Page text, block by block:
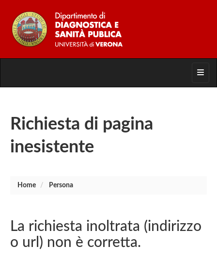
Richiesta di pagina
inesistente
Home Persona
La richiesta inoltrata (indirizzo
o url) non è corretta.